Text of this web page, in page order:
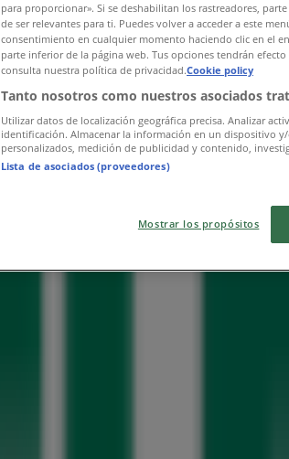
para proporcionar». Si se deshabilitan los rastreadores,
de ser relevantes para ti. Puedes volver a acceder a este
consentimiento en cualquier momento haciendo clic en el
parte inferior de la página web. Tus opciones tendrán
consulta nuestra política de privacidad.Cookie policy
Tanto nosotros como nuestros asociados
Utilizar datos de localización geográfica precisa. Analizar
identificación. Almacenar la información en un dispositivo
personalizados, medición de publicidad y contenido,
Lista de asociados (proveedores)
Mostrar los propósitos